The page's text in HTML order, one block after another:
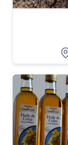
Dégustation